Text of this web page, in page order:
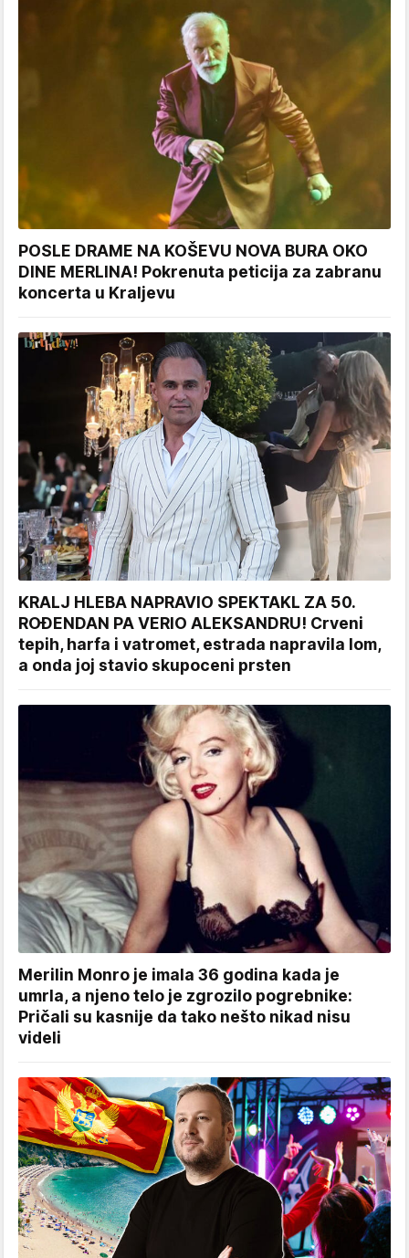
POSLE DRAME NA KOŠEVU NOVA BURA OKO
DINE MERLINA! Pokrenuta peticija za zabranu
koncerta u Kraljevu
KRALJ HLEBA NAPRAVIO SPEKTAKL ZA 50.
ROĐENDAN PA VERIO ALEKSANDRU! Crveni
tepih, harfa i vatromet, estrada napravila lom,
a onda joj stavio skupoceni prsten
Merilin Monro je imala 36 godina kada je
umrla, a njeno telo je zgrozilo pogrebnike:
Pričali su kasnije da tako nešto nikad nisu
videli